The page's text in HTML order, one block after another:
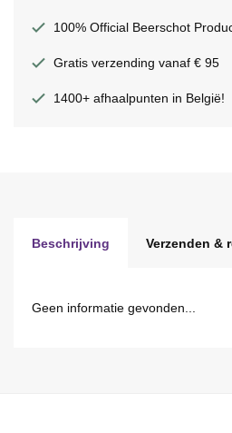
100% Official Beerschot
Gratis verzending vanaf € 95
1400+ afhaalpunten in België!
Beschrijving Verzenden &
Geen informatie gevonden...